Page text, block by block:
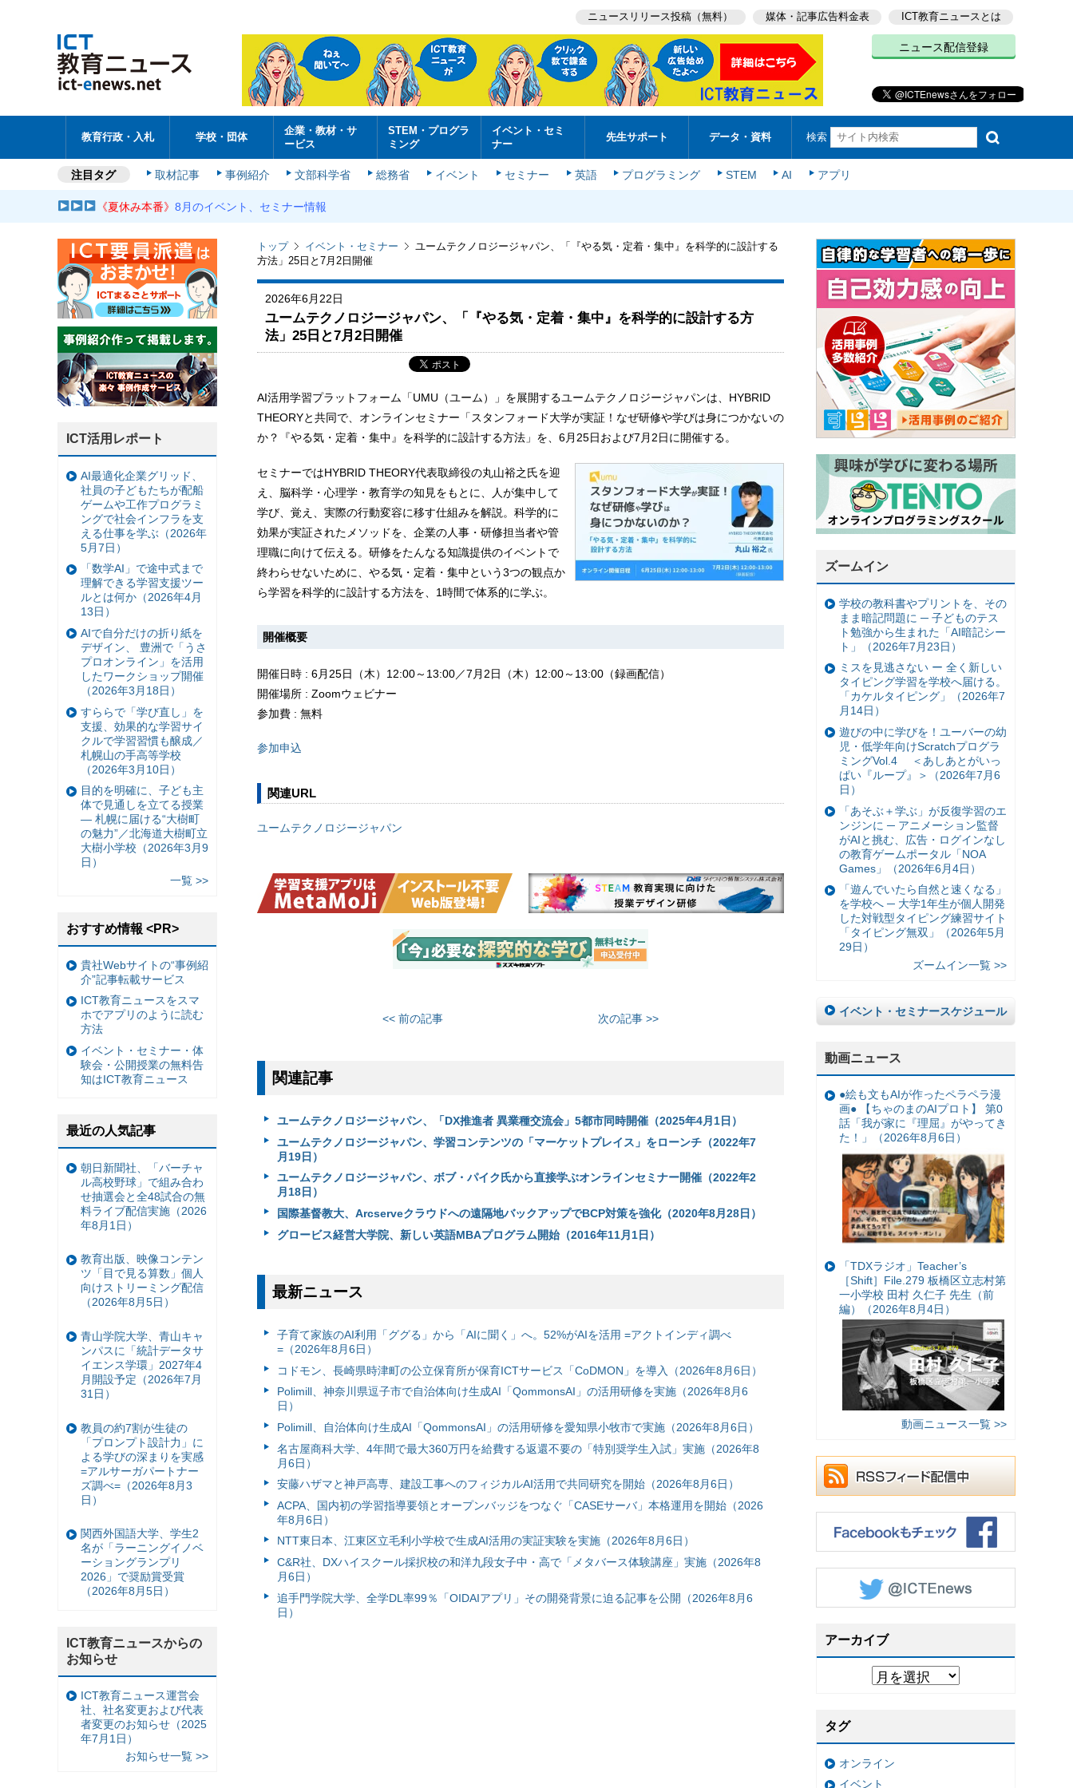
ニュースリリース投稿（無料） 媒体・記事広告料金表 ICT教育ニュースとは
ニュース配信登録
教育行政・入札 学校・団体
企業・教材・サ
ービス
STEM・プログラ
ミング
イベント・セミ
ナー
先生サポート データ・資料 検索
注目タグ 取材記事 事例紹介 文部科学省 総務省 イベント セミナー 英語 プログラミング STEM AI アプリ
《夏休み本番》8月のイベント、セミナー情報
トップ イベント・セミナー
ユームテクノロジージャパン、「『やる気・定着・集中』を科学的に設計する
方法」25日と7月2日開催
2026年6月22日
ユームテクノロジージャパン、「『やる気・定着・集中』を科学的に設計する方
法」25日と7月2日開催
AI活用学習プラットフォーム「UMU（ユーム）」を展開するユームテクノロジージャパンは、HYBRID
THEORYと共同で、オンラインセミナー「スタンフォード大学が実証！なぜ研修や学びは身につかないの
か？『やる気・定着・集中』を科学的に設計する方法」を、6月25日および7月2日に開催する。
セミナーではHYBRID THEORY代表取締役の丸山裕之氏を迎
え、脳科学・心理学・教育学の知見をもとに、人が集中して
学び、覚え、実際の行動変容に移す仕組みを解説。科学的に
効果が実証されたメソッドを、企業の人事・研修担当者や管
理職に向けて伝える。研修をたんなる知識提供のイベントで
終わらせないために、やる気・定着・集中という3つの観点か
ら学習を科学的に設計する方法を、1時間で体系的に学ぶ。
開催概要
開催日時 : 6月25日（木）12:00～13:00／7月2日（木）12:00～13:00（録画配信）
開催場所 : Zoomウェビナー
参加費 : 無料
参加申込
関連URL
ユームテクノロジージャパン
<< 前の記事 次の記事 >>
関連記事
ユームテクノロジージャパン、「DX推進者 異業種交流会」5都市同時開催（2025年4月1日）
ユームテクノロジージャパン、学習コンテンツの「マーケットプレイス」をローンチ（2022年7
月19日）
ユームテクノロジージャパン、ボブ・パイク氏から直接学ぶオンラインセミナー開催（2022年2
月18日）
国際基督教大、Arcserveクラウドへの遠隔地バックアップでBCP対策を強化（2020年8月28日）
グロービス経営大学院、新しい英語MBAプログラム開始（2016年11月1日）
最新ニュース
子育て家族のAI利用「ググる」から「AIに聞く」へ。52%がAIを活用 =アクトインディ調べ
=（2026年8月6日）
コドモン、長崎県時津町の公立保育所が保育ICTサービス「CoDMON」を導入（2026年8月6日）
Polimill、神奈川県逗子市で自治体向け生成AI「QommonsAI」の活用研修を実施（2026年8月6
日）
Polimill、自治体向け生成AI「QommonsAI」の活用研修を愛知県小牧市で実施（2026年8月6日）
名古屋商科大学、4年間で最大360万円を給費する返還不要の「特別奨学生入試」実施（2026年8
月6日）
安藤ハザマと神戸高専、建設工事へのフィジカルAI活用で共同研究を開始（2026年8月6日）
ACPA、国内初の学習指導要領とオープンバッジをつなぐ「CASEサーバ」本格運用を開始（2026
年8月6日）
NTT東日本、江東区立毛利小学校で生成AI活用の実証実験を実施（2026年8月6日）
C&R社、DXハイスクール採択校の和洋九段女子中・高で「メタバース体験講座」実施（2026年8
月6日）
追手門学院大学、全学DL率99％「OIDAIアプリ」その開発背景に迫る記事を公開（2026年8月6
日）
ズームイン
学校の教科書やプリントを、その
まま暗記問題に ─ 子どものテス
ト勉強から生まれた「AI暗記シー
ト」（2026年7月23日）
ミスを見逃さない ー 全く新しい
タイピング学習を学校へ届ける。
「カケルタイピング」（2026年7
月14日）
遊びの中に学びを！ユーバーの幼
児・低学年向けScratchプログラ
ミングVol.4 ＜あしあとがいっ
ぱい『ループ』＞（2026年7月6
日）
「あそぶ＋学ぶ」が反復学習のエ
ンジンに ─ アニメーション監督
がAIと挑む、広告・ログインなし
の教育ゲームポータル「NOA
Games」（2026年6月4日）
「遊んでいたら自然と速くなる」
を学校へ ─ 大学1年生が個人開発
した対戦型タイピング練習サイト
「タイピング無双」（2026年5月
29日）
ズームイン一覧 >>
イベント・セミナースケジュール
動画ニュース
●絵も文もAIが作ったペラペラ漫
画● 【ちゃのまのAIプロト】 第0
話「我が家に『理屈』がやってき
た！」（2026年8月6日）
「TDXラジオ」Teacher’s
［Shift］File.279 板橋区立志村第
一小学校 田村 久仁子 先生（前
編）（2026年8月4日）
動画ニュース一覧 >>
アーカイブ
タグ
オンライン
イベント
ICT活用レポート
AI最適化企業グリッド、
社員の子どもたちが配船
ゲームや工作プログラミ
ングで社会インフラを支
える仕事を学ぶ（2026年
5月7日）
「数学AI」で途中式まで
理解できる学習支援ツー
ルとは何か（2026年4月
13日）
AIで自分だけの折り紙を
デザイン、 豊洲で「うさ
プロオンライン」を活用
したワークショップ開催
（2026年3月18日）
すららで「学び直し」を
支援、効果的な学習サイ
クルで学習習慣も醸成／
札幌山の手高等学校
（2026年3月10日）
目的を明確に、子ども主
体で見通しを立てる授業
— 札幌に届ける“大樹町
の魅力”／北海道大樹町立
大樹小学校（2026年3月9
日）
一覧 >>
おすすめ情報 <PR>
貴社Webサイトの“事例紹
介”記事転載サービス
ICT教育ニュースをスマ
ホでアプリのように読む
方法
イベント・セミナー・体
験会・公開授業の無料告
知はICT教育ニュース
最近の人気記事
朝日新聞社、「バーチャ
ル高校野球」で組み合わ
せ抽選会と全48試合の無
料ライブ配信実施（2026
年8月1日）
教育出版、映像コンテン
ツ「目で見る算数」個人
向けストリーミング配信
（2026年8月5日）
青山学院大学、青山キャ
ンパスに「統計データサ
イエンス学環」2027年4
月開設予定（2026年7月
31日）
教員の約7割が生徒の
「プロンプト設計力」に
よる学びの深まりを実感
=アルサーガパートナー
ズ調べ=（2026年8月3
日）
関西外国語大学、学生2
名が「ラーニングイノベ
ーショングランプリ
2026」で奨励賞受賞
（2026年8月5日）
ICT教育ニュースからの
お知らせ
ICT教育ニュース運営会
社、社名変更および代表
者変更のお知らせ（2025
年7月1日）
お知らせ一覧 >>